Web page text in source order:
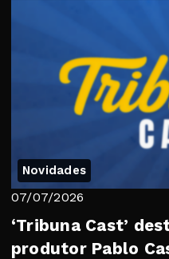
Novidades
07/07/2026
‘Tribuna Cast’
produtor Pablo